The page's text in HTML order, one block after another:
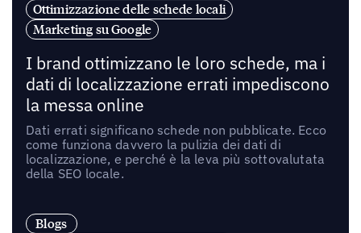
Ottimizzazione delle schede locali
Marketing su Google
I brand ottimizzano le loro schede, ma i
dati di localizzazione errati impediscono
la messa online
Dati errati significano schede non pubblicate. Ecco
come funziona davvero la pulizia dei dati di
localizzazione, e perché è la leva più sottovalutata
della SEO locale.
Blogs